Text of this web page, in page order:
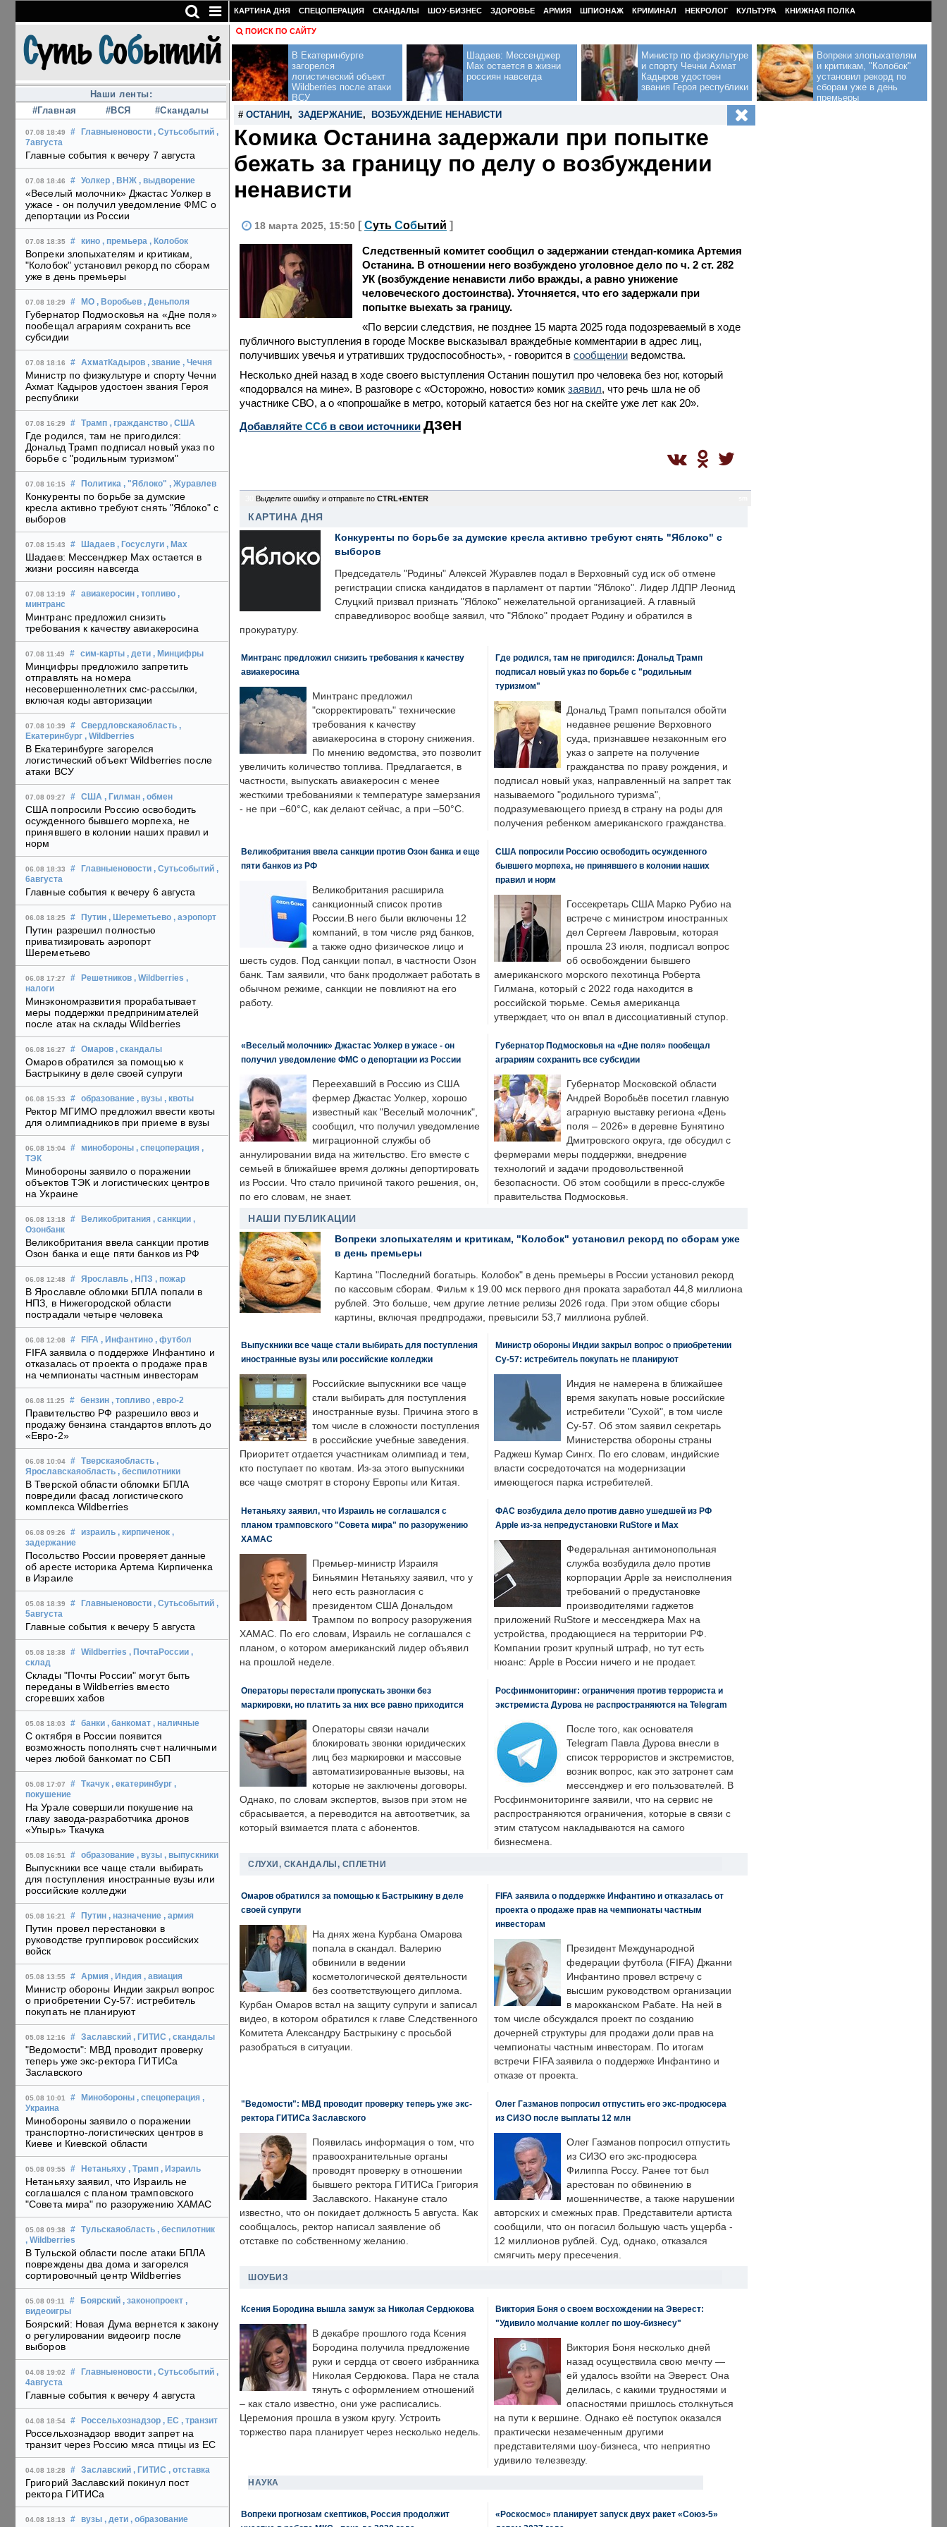
Наши ленты:
#Главная
#ВСЯ #Скандалы
07.08 18:49 # Главныеновости , Сутьсобытий ,
7августа
Главные события к вечеру 7 августа
07.08 18:46 # Уолкер , ВНЖ , выдворение
«Веселый молочник» Джастас Уолкер в
ужасе - он получил уведомление ФМС о
депортации из России
07.08 18:35 # кино , премьера , Колобок
Вопреки злопыхателям и критикам,
"Колобок" установил рекорд по сборам
уже в день премьеры
07.08 18:29 # МО , Воробьев , Деньполя
Губернатор Подмосковья на «Дне поля»
пообещал аграриям сохранить все
субсидии
07.08 18:16 # АхматКадыров , звание , Чечня
Министр по физкультуре и спорту Чечни
Ахмат Кадыров удостоен звания Героя
республики
07.08 16:29 # Трамп , гражданство , США
Где родился, там не пригодился:
Дональд Трамп подписал новый указ по
борьбе с "родильным туризмом"
07.08 16:15 # Политика , "Яблоко" , Журавлев
Конкуренты по борьбе за думские
кресла активно требуют снять "Яблоко" с
выборов
07.08 15:43 # Шадаев , Госуслуги , Max
Шадаев: Мессенджер Max остается в
жизни россиян навсегда
07.08 13:19 # авиакеросин , топливо ,
минтранс
Минтранс предложил снизить
требования к качеству авиакеросина
07.08 11:49 # сим-карты , дети , Минцифры
Минцифры предложило запретить
отправлять на номера
несовершеннолетних смс-рассылки,
включая коды авторизации
07.08 10:39 # Свердловскаяобласть ,
Екатеринбург , Wildberries
В Екатеринбурге загорелся
логистический объект Wildberries после
атаки ВСУ
07.08 09:27 # США , Гилман , обмен
США попросили Россию освободить
осужденного бывшего морпеха, не
принявшего в колонии наших правил и
норм
06.08 18:33 # Главныеновости , Сутьсобытий ,
6августа
Главные события к вечеру 6 августа
06.08 18:25 # Путин , Шереметьево , аэропорт
Путин разрешил полностью
приватизировать аэропорт
Шереметьево
06.08 17:27 # Решетников , Wildberries ,
налоги
Минэкономразвития прорабатывает
меры поддержки предпринимателей
после атак на склады Wildberries
06.08 16:27 # Омаров , скандалы
Омаров обратился за помощью к
Бастрыкину в деле своей супруги
06.08 15:33 # образование , вузы , квоты
Ректор МГИМО предложил ввести квоты
для олимпиадников при приеме в вузы
06.08 15:04 # минобороны , спецоперация ,
ТЭК
Минобороны заявило о поражении
объектов ТЭК и логистических центров
на Украине
06.08 13:18 # Великобритания , санкции ,
Озонбанк
Великобритания ввела санкции против
Озон банка и еще пяти банков из РФ
06.08 12:48 # Ярославль , НПЗ , пожар
В Ярославле обломки БПЛА попали в
НПЗ, в Нижегородской области
пострадали четыре человека
06.08 12:08 # FIFA , Инфантино , футбол
FIFA заявила о поддержке Инфантино и
отказалась от проекта о продаже прав
на чемпионаты частным инвесторам
06.08 11:25 # бензин , топливо , евро-2
Правительство РФ разрешило ввоз и
продажу бензина стандартов вплоть до
«Евро-2»
06.08 10:04 # Тверскаяобласть ,
Ярославскаяобласть , беспилотники
В Тверской области обломки БПЛА
повредили фасад логистического
комплекса Wildberries
06.08 09:26 # израиль , кирпиченок ,
задержание
Посольство России проверяет данные
об аресте историка Артема Кирпиченка
в Израиле
05.08 18:39 # Главныеновости , Сутьсобытий ,
5августа
Главные события к вечеру 5 августа
05.08 18:38 # Wildberries , ПочтаРоссии ,
склад
Склады "Почты России" могут быть
переданы в Wildberries вместо
сгоревших хабов
05.08 18:03 # банки , банкомат , наличные
С октября в России появится
возможность пополнять счет наличными
через любой банкомат по СБП
05.08 17:07 # Ткачук , екатеринбург ,
покушение
На Урале совершили покушение на
главу завода-разработчика дронов
«Упырь» Ткачука
05.08 16:51 # образование , вузы , выпускники
Выпускники все чаще стали выбирать
для поступления иностранные вузы или
российские колледжи
05.08 16:21 # Путин , назначение , армия
Путин провел перестановки в
руководстве группировок российских
войск
05.08 13:55 # Армия , Индия , авиация
Министр обороны Индии закрыл вопрос
о приобретении Су-57: истребитель
покупать не планируют
05.08 12:16 # Заславский , ГИТИС , скандалы
"Ведомости": МВД проводит проверку
теперь уже экс-ректора ГИТИСа
Заславского
05.08 10:01 # Минобороны , спецоперация ,
Украина
Минобороны заявило о поражении
транспортно-логистических центров в
Киеве и Киевской области
05.08 09:55 # Нетаньяху , Трамп , Израиль
Нетаньяху заявил, что Израиль не
соглашался с планом трамповского
"Совета мира" по разоружению ХАМАС
05.08 09:38 # Тульскаяобласть , беспилотник
, Wildberries
В Тульской области после атаки БПЛА
повреждены два дома и загорелся
сортировочный центр Wildberries
05.08 09:11 # Боярский , законопроект ,
видеоигры
Боярский: Новая Дума вернется к закону
о регулировании видеоигр после
выборов
04.08 19:02 # Главныеновости , Сутьсобытий ,
4августа
Главные события к вечеру 4 августа
04.08 18:54 # Россельхознадзор , ЕС , транзит
Россельхознадзор вводит запрет на
транзит через Россию мяса птицы из ЕС
04.08 18:28 # Заславский , ГИТИС , отставка
Григорий Заславский покинул пост
ректора ГИТИСа
04.08 18:13 # вузы , дети , образование
КАРТИНА ДНЯ СПЕЦОПЕРАЦИЯ СКАНДАЛЫ ШОУ-БИЗНЕС ЗДОРОВЬЕ АРМИЯ ШПИОНАЖ КРИМИНАЛ НЕКРОЛОГ КУЛЬТУРА КНИЖНАЯ ПОЛКА
ПОИСК ПО САЙТУ
В Екатеринбурге
загорелся
логистический объект
Wildberries после атаки
ВСУ
Шадаев: Мессенджер
Max остается в жизни
россиян навсегда
Министр по физкультуре
и спорту Чечни Ахмат
Кадыров удостоен
звания Героя республики
Вопреки злопыхателям
и критикам, "Колобок"
установил рекорд по
сборам уже в день
премьеры
# ОСТАНИН , ЗАДЕРЖАНИЕ, ВОЗБУЖДЕНИЕ НЕНАВИСТИ
Комика Останина задержали при попытке
бежать за границу по делу о возбуждении
ненависти
18 марта 2025, 15:50 [ Суть Событий ]
Следственный комитет сообщил о задержании стендап-комика Артемия
Останина. В отношении него возбуждено уголовное дело по ч. 2 ст. 282
УК (возбуждение ненависти либо вражды, а равно унижение
человеческого достоинства). Уточняется, что его задержали при
попытке выехать за границу.
«По версии следствия, не позднее 15 марта 2025 года подозреваемый в ходе
публичного выступления в городе Москве высказывал враждебные комментарии в адрес лиц,
получивших увечья и утративших трудоспособность», - говорится в сообщении ведомства.
Несколько дней назад в ходе своего выступления Останин пошутил про человека без ног, который
«подорвался на мине». В разговоре с «Осторожно, новости» комик заявил, что речь шла не об
участнике СВО, а о «попрошайке в метро, который катается без ног на скейте уже лет как 20».
Добавляйте CСб в свои источники дзен
Выделите ошибку и отправьте по CTRL+ENTER
КАРТИНА ДНЯ
Конкуренты по борьбе за думские кресла активно требуют снять "Яблоко" с
выборов
Председатель "Родины" Алексей Журавлев подал в Верховный суд иск об отмене
регистрации списка кандидатов в парламент от партии "Яблоко". Лидер ЛДПР Леонид
Слуцкий призвал признать "Яблоко" нежелательной организацией. А главный
справедливорос вообще заявил, что "Яблоко" продает Родину и обратился в
прокуратуру.
Минтранс предложил снизить требования к качеству
авиакеросина
Минтранс предложил
"скорректировать" технические
требования к качеству
авиакеросина в сторону снижения.
По мнению ведомства, это позволит
увеличить количество топлива. Предлагается, в
частности, выпускать авиакеросин с менее
жесткими требованиями к температуре замерзания
- не при –60°C, как делают сейчас, а при –50°C.
Где родился, там не пригодился: Дональд Трамп
подписал новый указ по борьбе с "родильным
туризмом"
Дональд Трамп попытался обойти
недавнее решение Верховного
суда, признавшее незаконным его
указ о запрете на получение
гражданства по праву рождения, и
подписал новый указ, направленный на запрет так
называемого "родильного туризма",
подразумевающего приезд в страну на роды для
получения ребенком американского гражданства.
Великобритания ввела санкции против Озон банка и еще
пяти банков из РФ
Великобритания расширила
санкционный список против
России.В него были включены 12
компаний, в том числе ряд банков,
а также одно физическое лицо и
шесть судов. Под санкции попал, в частности Озон
банк. Там заявили, что банк продолжает работать в
обычном режиме, санкции не повлияют на его
работу.
США попросили Россию освободить осужденного
бывшего морпеха, не принявшего в колонии наших
правил и норм
Госсекретарь США Марко Рубио на
встрече с министром иностранных
дел Сергеем Лавровым, которая
прошла 23 июля, подписал вопрос
об освобождении бывшего
американского морского пехотинца Роберта
Гилмана, который с 2022 года находится в
российской тюрьме. Семья американца
утверждает, что он впал в диссоциативный ступор.
«Веселый молочник» Джастас Уолкер в ужасе - он
получил уведомление ФМС о депортации из России
Переехавший в Россию из США
фермер Джастас Уолкер, хорошо
известный как "Веселый молочник",
сообщил, что получил уведомление
миграционной службы об
аннулировании вида на жительство. Его вместе с
семьей в ближайшее время должны депортировать
из России. Что стало причиной такого решения, он,
по его словам, не знает.
Губернатор Подмосковья на «Дне поля» пообещал
аграриям сохранить все субсидии
Губернатор Московской области
Андрей Воробьёв посетил главную
аграрную выставку региона «День
поля – 2026» в деревне Бунятино
Дмитровского округа, где обсудил с
фермерами меры поддержки, внедрение
технологий и задачи продовольственной
безопасности. Об этом сообщили в пресс-службе
правительства Подмосковья.
НАШИ ПУБЛИКАЦИИ
Вопреки злопыхателям и критикам, "Колобок" установил рекорд по сборам уже
в день премьеры
Картина "Последний богатырь. Колобок" в день премьеры в России установил рекорд
по кассовым сборам. Фильм к 19.00 мск первого дня проката заработал 44,8 миллиона
рублей. Это больше, чем другие летние релизы 2026 года. При этом общие сборы
картины, включая предпродажи, превысили 53,7 миллиона рублей.
Выпускники все чаще стали выбирать для поступления
иностранные вузы или российские колледжи
Российские выпускники все чаще
стали выбирать для поступления
иностранные вузы. Причина этого в
том числе в сложности поступления
в российские учебные заведения.
Приоритет отдается участникам олимпиад и тем,
кто поступает по квотам. Из-за этого выпускники
все чаще смотрят в сторону Европы или Китая.
Министр обороны Индии закрыл вопрос о приобретении
Су-57: истребитель покупать не планируют
Индия не намерена в ближайшее
время закупать новые российские
истребители "Сухой", в том числе
Су-57. Об этом заявил секретарь
Министерства обороны страны
Раджеш Кумар Сингх. По его словам, индийские
власти сосредоточатся на модернизации
имеющегося парка истребителей.
Нетаньяху заявил, что Израиль не соглашался с
планом трамповского "Совета мира" по разоружению
ХАМАС
Премьер-министр Израиля
Биньямин Нетаньяху заявил, что у
него есть разногласия с
президентом США Дональдом
Трампом по вопросу разоружения
ХАМАС. По его словам, Израиль не соглашался с
планом, о котором американский лидер объявил
на прошлой неделе.
ФАС возбудила дело против давно ушедшей из РФ
Apple из-за непредустановки RuStore и Max
Федеральная антимонопольная
служба возбудила дело против
корпорации Apple за неисполнения
требований о предустановке
производителями гаджетов
приложений RuStore и мессенджера Max на
устройства, продающиеся на территории РФ.
Компании грозит крупный штраф, но тут есть
нюанс: Apple в России ничего и не продает.
Операторы перестали пропускать звонки без
маркировки, но платить за них все равно приходится
Операторы связи начали
блокировать звонки юридических
лиц без маркировки и массовые
автоматизированные вызовы, на
которые не заключены договоры.
Однако, по словам экспертов, вызов при этом не
сбрасывается, а переводится на автоответчик, за
который взимается плата с абонентов.
Росфинмониторинг: ограничения против террориста и
экстремиста Дурова не распространяются на Telegram
После того, как основателя
Telegram Павла Дурова внесли в
список террористов и экстремистов,
возник вопрос, как это затронет сам
мессенджер и его пользователей. В
Росфинмониторинге заявили, что на сервис не
распространяются ограничения, которые в связи с
этим статусом накладываются на самого
бизнесмена.
СЛУХИ, СКАНДАЛЫ, СПЛЕТНИ
Омаров обратился за помощью к Бастрыкину в деле
своей супруги
На днях жена Курбана Омарова
попала в скандал. Валерию
обвинили в ведении
косметологической деятельности
без соответствующего диплома.
Курбан Омаров встал на защиту супруги и записал
видео, в котором обратился к главе Следственного
Комитета Александру Бастрыкину с просьбой
разобраться в ситуации.
FIFA заявила о поддержке Инфантино и отказалась от
проекта о продаже прав на чемпионаты частным
инвесторам
Президент Международной
федерации футбола (FIFA) Джанни
Инфантино провел встречу с
высшим руководством организации
в марокканском Рабате. На ней в
том числе обсуждался проект по созданию
дочерней структуры для продажи доли прав на
чемпионаты частным инвесторам. По итогам
встречи FIFA заявила о поддержке Инфантино и
отказе от проекта.
"Ведомости": МВД проводит проверку теперь уже экс-
ректора ГИТИСа Заславского
Появилась информация о том, что
правоохранительные органы
проводят проверку в отношении
бывшего ректора ГИТИСа Григория
Заславского. Накануне стало
известно, что он покидает должность 5 августа. Как
сообщалось, ректор написал заявление об
отставке по собственному желанию.
Олег Газманов попросил отпустить его экс-продюсера
из СИЗО после выплаты 12 млн
Олег Газманов попросил отпустить
из СИЗО его экс-продюсера
Филиппа Россу. Ранее тот был
арестован по обвинению в
мошенничестве, а также нарушении
авторских и смежных прав. Представители артиста
сообщили, что он погасил большую часть ущерба -
12 миллионов рублей. Суд, однако, отказался
смягчить меру пресечения.
ШОУБИЗ
Ксения Бородина вышла замуж за Николая Сердюкова
В декабре прошлого года Ксения
Бородина получила предложение
руки и сердца от своего избранника
Николая Сердюкова. Пара не стала
тянуть с оформлением отношений
– как стало известно, они уже расписались.
Церемония прошла в узком кругу. Устроить
торжество пара планирует через несколько недель.
Виктория Боня о своем восхождении на Эверест:
"Удивило молчание коллег по шоу-бизнесу"
Виктория Боня несколько дней
назад осуществила свою мечту —
ей удалось взойти на Эверест. Она
делилась, с какими трудностями и
опасностями пришлось столкнуться
на пути к вершине. Однако её поступок оказался
практически незамеченным другими
представителями шоу-бизнеса, что неприятно
удивило телезвезду.
НАУКА
Вопреки прогнозам скептиков, Россия продолжит
«Роскосмос» планирует запуск двух ракет «Союз-5»